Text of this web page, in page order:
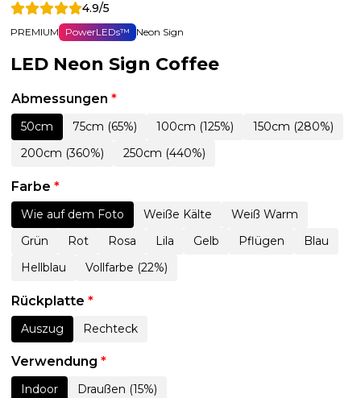
4.9/5
PREMIUM PowerLEDs™ Neon Sign
LED Neon Sign Coffee
Abmessungen *
50cm 75cm (65%) 100cm (125%)
150cm (280%)
200cm (360%)
250cm (440%)
Farbe *
Wie auf dem Foto Weiße Kälte
Weiß Warm
Grün
Rot Rosa Lila Gelb Pflügen
Blau
Hellblau
Vollfarbe (22%)
Rückplatte *
Auszug Rechteck
Verwendung *
Indoor Draußen (15%)